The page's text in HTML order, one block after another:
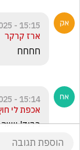
15:15 - 13.10.2025
ארז קרקר
חחחח
15:14 - 13.10.2025
אכפת לי
כבוד!